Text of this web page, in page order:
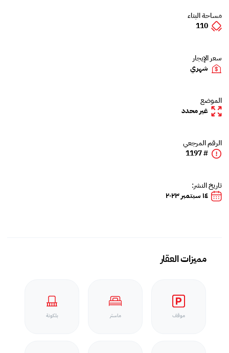
مساحة البناء
110
سعر الإيجار
شهري
الموضع
غير محدد
الرقم المرجعي
# 1197
تاريخ النشر:
١٤ سبتمبر ٢٠٢٣
مميزات العقار
موقف ماستر بلكونة